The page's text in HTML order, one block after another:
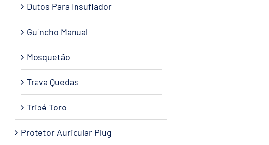
Dutos Para Insuflador
Guincho Manual
Mosquetão
Trava Quedas
Tripé Toro
Protetor Auricular Plug